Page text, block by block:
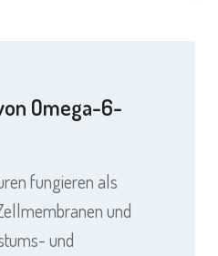
Omega-6-
fungieren als
und
und